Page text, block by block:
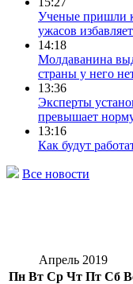
Ученые пришли
ужасов
14:18
Молдаванина
страны у него
13:36
Эксперты
превышает
13:16
Как будут
Все новости
Апрель 2019
Пн Вт Ср Чт Пт Сб